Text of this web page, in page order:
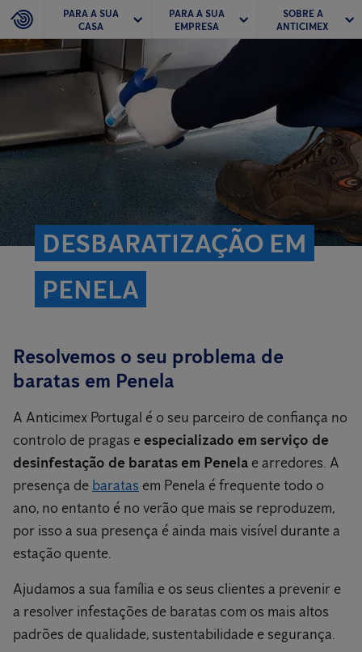
PARA A SUA
CASA
PARA A SUA
EMPRESA
SOBRE A
ANTICIMEX
DESBARATIZAÇÃO EM
PENELA
Resolvemos o seu problema de
baratas em Penela
A Anticimex Portugal é o seu parceiro de confiança no
controlo de pragas e especializado em serviço de
desinfestação de baratas em Penela e arredores. A
presença de baratas em Penela é frequente todo o
ano, no entanto é no verão que mais se reproduzem,
por isso a sua presença é ainda mais visível durante a
estação quente.
Ajudamos a sua família e os seus clientes a prevenir e
a resolver infestações de baratas com os mais altos
padrões de qualidade, sustentabilidade e segurança.